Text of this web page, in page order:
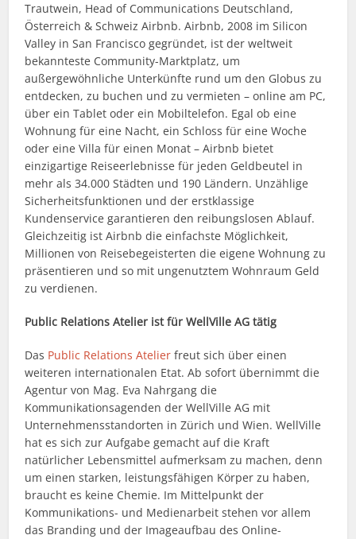
Trautwein, Head of Communications Deutschland,
Österreich & Schweiz Airbnb. Airbnb, 2008 im Silicon
Valley in San Francisco gegründet, ist der weltweit
bekannteste Community-Marktplatz, um
außergewöhnliche Unterkünfte rund um den Globus zu
entdecken, zu buchen und zu vermieten – online am PC,
über ein Tablet oder ein Mobiltelefon. Egal ob eine
Wohnung für eine Nacht, ein Schloss für eine Woche
oder eine Villa für einen Monat – Airbnb bietet
einzigartige Reiseerlebnisse für jeden Geldbeutel in
mehr als 34.000 Städten und 190 Ländern. Unzählige
Sicherheitsfunktionen und der erstklassige
Kundenservice garantieren den reibungslosen Ablauf.
Gleichzeitig ist Airbnb die einfachste Möglichkeit,
Millionen von Reisebegeisterten die eigene Wohnung zu
präsentieren und so mit ungenutztem Wohnraum Geld
zu verdienen.
Public Relations Atelier ist für WellVille AG tätig
Das Public Relations Atelier freut sich über einen
weiteren internationalen Etat. Ab sofort übernimmt die
Agentur von Mag. Eva Nahrgang die
Kommunikationsagenden der WellVille AG mit
Unternehmensstandorten in Zürich und Wien. WellVille
hat es sich zur Aufgabe gemacht auf die Kraft
natürlicher Lebensmittel aufmerksam zu machen, denn
um einen starken, leistungsfähigen Körper zu haben,
braucht es keine Chemie. Im Mittelpunkt der
Kommunikations- und Medienarbeit stehen vor allem
das Branding und der Imageaufbau des Online-